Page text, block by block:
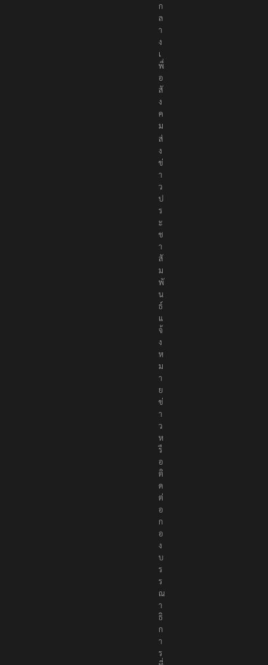
ก
ล
า
ง
เ
พื่
อ
สั
ง
ค
ม
ส่
ง
ข่
า
ว
ป
ร
ะ
ช
า
สั
ม
พั
น
ธ์
แ
จ้
ง
ห
ม
า
ย
ข่
า
ว
ห
รื
อ
ติ
ด
ต่
อ
ก
อ
ง
บ
ร
ร
ณ
า
ธิ
ก
า
ร